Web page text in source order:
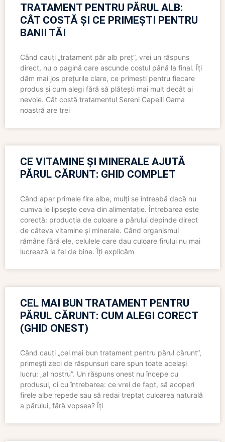
TRATAMENT PENTRU PĂRUL ALB:
CÂT COSTĂ ȘI CE PRIMEȘTI PENTRU
BANII TĂI
Când cauți „tratament păr alb preț”, vrei un răspuns
direct, nu o pagină care ascunde costul până la final. Îți
dăm mai jos prețurile clare, ce primești pentru fiecare
produs și cum alegi fără să plătești mai mult decât ai
nevoie. Cât costă tratamentul Sereni Capelli Gama
noastră are trei
CE VITAMINE ȘI MINERALE AJUTĂ
PĂRUL CĂRUNT: GHID COMPLET
Când apar primele fire albe, mulți se întreabă dacă nu
cumva le lipsește ceva din alimentație. Întrebarea este
corectă: producția de culoare a părului depinde direct
de câteva vitamine și minerale. Când organismul
rămâne fără ele, celulele care dau culoare firului nu mai
lucrează la fel de bine. Îți explicăm
CEL MAI BUN TRATAMENT PENTRU
PĂRUL CĂRUNT: CUM ALEGI CORECT
(GHID ONEST)
Când cauți „cel mai bun tratament pentru părul cărunt”,
primești zeci de răspunsuri care spun toate același
lucru: „al nostru”. Un răspuns onest nu începe cu
produsul, ci cu întrebarea: ce vrei de fapt, să acoperi
firele albe repede sau să redai treptat culoarea naturală
a părului, fără vopsea? Îți